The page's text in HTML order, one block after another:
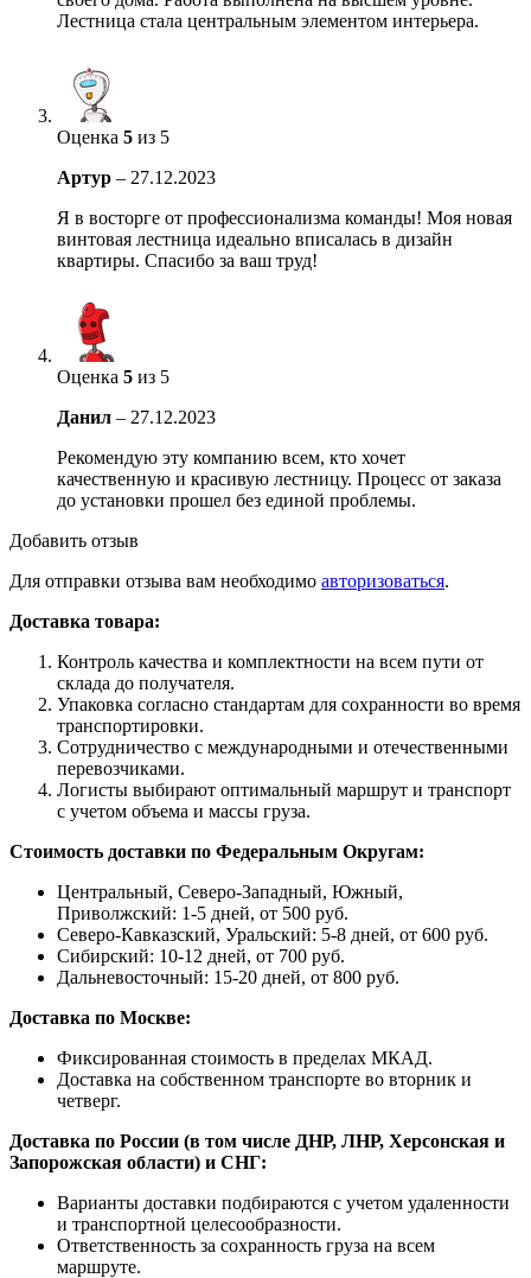
Лестница стала центральным элементом интерьера.
Оценка 5 из 5
Артур – 27.12.2023
Я в восторге от профессионализма команды! Моя новая
винтовая лестница идеально вписалась в дизайн
квартиры. Спасибо за ваш труд!
Оценка 5 из 5
Данил – 27.12.2023
Рекомендую эту компанию всем, кто хочет
качественную и красивую лестницу. Процесс от заказа
до установки прошел без единой проблемы.
Добавить отзыв
Для отправки отзыва вам необходимо авторизоваться.
Доставка товара:
Контроль качества и комплектности на всем пути от
склада до получателя.
Упаковка согласно стандартам для сохранности во время
транспортировки.
Сотрудничество с международными и отечественными
перевозчиками.
Логисты выбирают оптимальный маршрут и транспорт
с учетом объема и массы груза.
Стоимость доставки по Федеральным Округам:
Центральный, Северо-Западный, Южный,
Приволжский: 1-5 дней, от 500 руб.
Северо-Кавказский, Уральский: 5-8 дней, от 600 руб.
Сибирский: 10-12 дней, от 700 руб.
Дальневосточный: 15-20 дней, от 800 руб.
Доставка по Москве:
Фиксированная стоимость в пределах МКАД.
Доставка на собственном транспорте во вторник и
четверг.
Доставка по России (в том числе ДНР, ЛНР, Херсонская и
Запорожская области) и СНГ:
Варианты доставки подбираются с учетом удаленности
и транспортной целесообразности.
Ответственность за сохранность груза на всем
маршруте.